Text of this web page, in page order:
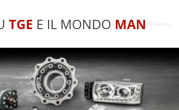
TGE E IL MONDO MAN